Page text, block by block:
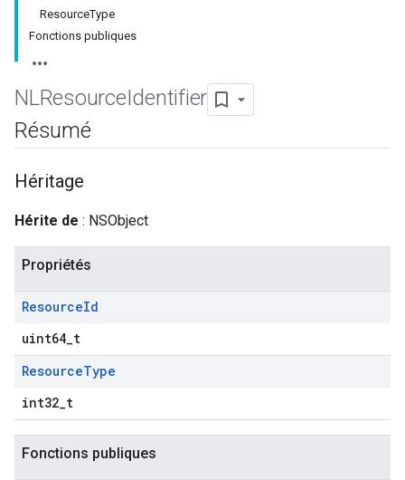
ResourceType
Fonctions publiques
NLResourceIdentifier
Résumé
Héritage
Hérite de : NSObject
Propriétés
ResourceId
uint64_t
ResourceType
int32_t
Fonctions publiques